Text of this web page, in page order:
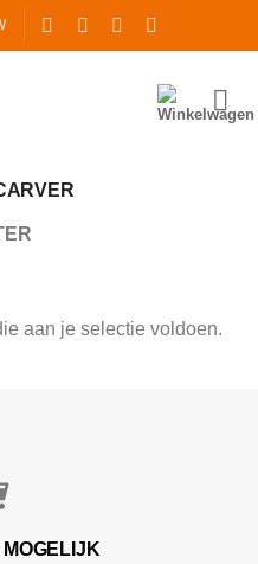
aan je selectie voldoen.
MOGELIJK